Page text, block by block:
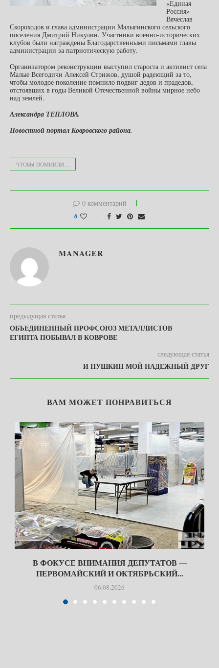
«Единая
Россия»
Вячеслав
Скороходов и глава администрации Малыгинского сельского
поселения Дмитрий Никулин. Участники военно-исторических
клубов были награждены Благодарственными письмами главы
администрации за патриотическую работу.
Организатором реконструкции выступил староста и активист села
Малые Всегодичи Алексей Стрижов, душой радеющий за то,
чтобы молодое поколение помнило подвиг дедов и прадедов,
отстоявших в годы Великой Отечественной войны мирное небо
над землей.
Александра ТЕПЛОВА.
Новостной портал Ковровского района.
ЧТОБЫ ПОМНИЛИ…
0 комментарий
0
MANAGER
предыдущая статья
ОБЪЕДИНЕННЫЙ ПРОФСОЮЗ МЕТАЛЛИСТОВ
ЕГИПТА ПОБЫВАЛ В КОВРОВЕ
следующая статья
И ПУШКИН МОЙ НАДЕЖНЫЙ ДРУГ
ВАМ МОЖЕТ ПОНРАВИТЬСЯ
В ФОКУСЕ ВНИМАНИЯ ДЕПУТАТОВ —
ПЕРВОМАЙСКИЙ И ОКТЯБРЬСКИЙ...
06.08.2026